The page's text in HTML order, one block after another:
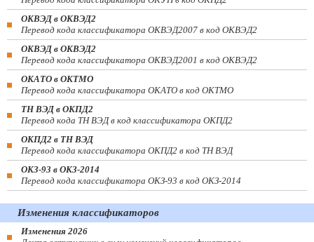
ОКВЭД в ОКВЭД2
Перевод кода классификатора ОКВЭД2007 в код ОКВЭД2
ОКВЭД в ОКВЭД2
Перевод кода классификатора ОКВЭД2001 в код ОКВЭД2
ОКАТО в ОКТМО
Перевод кода классификатора ОКАТО в код ОКТМО
ТН ВЭД в ОКПД2
Перевод кода ТН ВЭД в код классификатора ОКПД2
ОКПД2 в ТН ВЭД
Перевод кода классификатора ОКПД2 в код ТН ВЭД
ОКЗ-93 в ОКЗ-2014
Перевод кода классификатора ОКЗ-93 в код ОКЗ-2014
Изменения классификаторов
Изменения 2026